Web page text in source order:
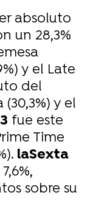
absoluto
un 28,3%
y el Late
del
y el
fue este
Time
laSexta
sobre su